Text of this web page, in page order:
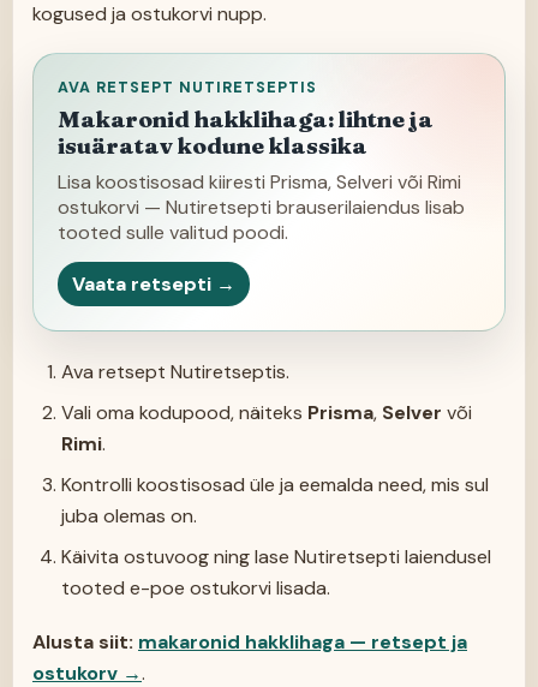
kogused ja ostukorvi nupp.
AVA RETSEPT NUTIRETSEPTIS
Makaronid hakklihaga: lihtne ja
isuäratav kodune klassika
Lisa koostisosad kiiresti Prisma, Selveri või Rimi
ostukorvi — Nutiretsepti brauserilaiendus lisab
tooted sulle valitud poodi.
Vaata retsepti →
Ava retsept Nutiretseptis.
Vali oma kodupood, näiteks Prisma, Selver või
Rimi.
Kontrolli koostisosad üle ja eemalda need, mis sul
juba olemas on.
Käivita ostuvoog ning lase Nutiretsepti laiendusel
tooted e-poe ostukorvi lisada.
Alusta siit: makaronid hakklihaga — retsept ja
ostukorv →.